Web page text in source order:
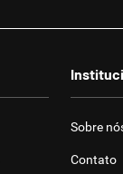
Sobre
Contato